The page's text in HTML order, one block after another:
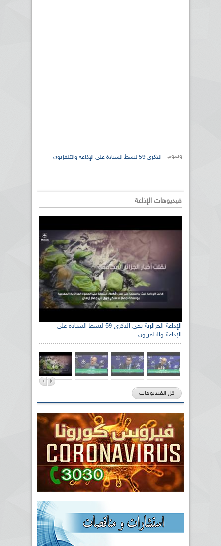
وسوم: الذكرى 59 لبسط السيادة على الإذاعة والتلفزيون
فيديوهات الإذاعة
الإذاعة الجزائرية تحي الذكرى 59 لبسط السيادة على
الإذاعة والتلفزيون
كل الفيديوهات